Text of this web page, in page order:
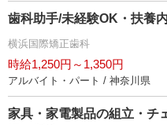
歯科助手/未経験OK・扶養
横浜国際矯正歯科
時給1,250円～1,350円
アルバイト・パート / 神奈川県
家具・家電製品の組立・チ